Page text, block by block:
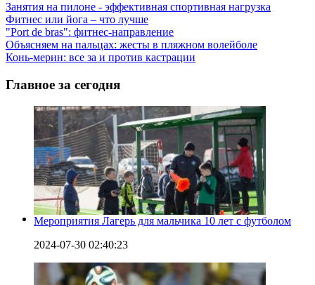
Занятия на пилоне - эффективная спортивная нагрузка
Фитнес или йога – что лучше
"Port de bras": фитнес-направление
Объясняем на пальцах: жесты в пляжном волейболе
Конь-мерин: все за и против кастрации
Главное за сегодня
Мероприятия Лагерь для мальчика 10 лет с футболом
2024-07-30 02:40:23